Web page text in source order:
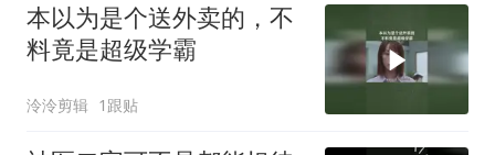
本以为是个送外卖的，不
料竟是超级学霸
泠泠剪辑 1跟贴